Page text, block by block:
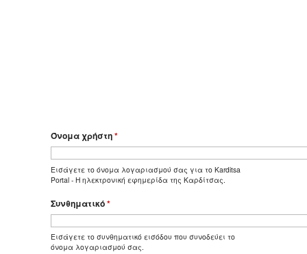
Όνομα χρήστη*
Εισάγετε το όνομα λογαριασμού σας για το Karditsa
Portal - Η ηλεκτρονική εφημερίδα της Καρδίτσας.
Συνθηματικό*
Εισάγετε το συνθηματικό εισόδου που συνοδεύει το
όνομα λογαριασμού σας.